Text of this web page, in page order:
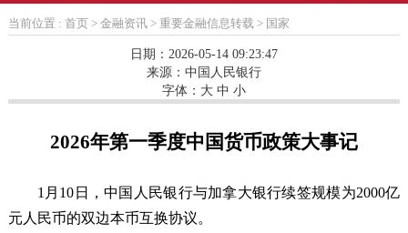
当前位置 : 首页 > 金融资讯> 重要金融信息转载> 国家
日期：2026-05-14 09:23:47
来源： 中国人民银行
字体： 大 中 小
2026年第一季度中国货币政策大事记
1月10日，中国人民银行与加拿大银行续签规模为2000亿
元人民币的双边本币互换协议。